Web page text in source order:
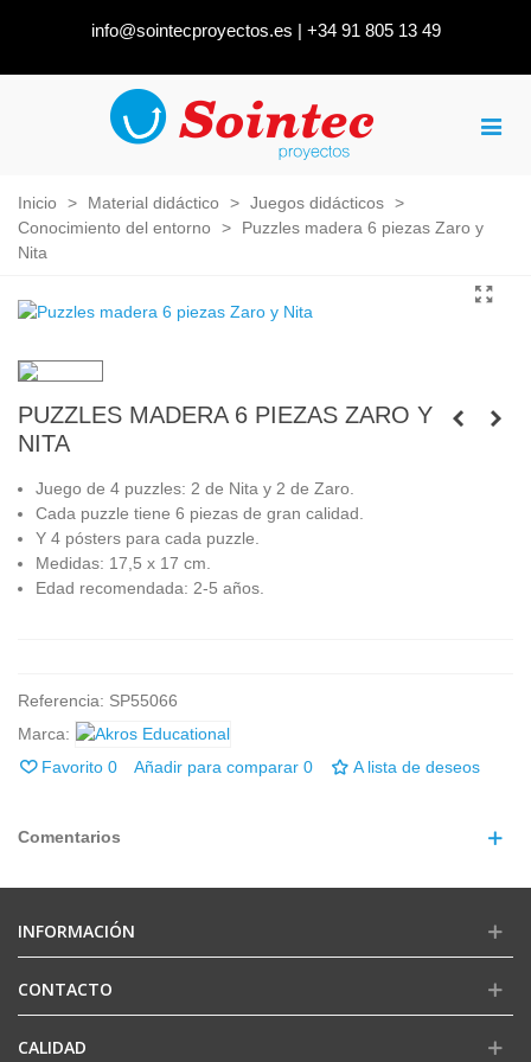
info@sointecproyectos.es | +34 91 805 13 49
Inicio > Material didáctico > Juegos didácticos >
Conocimiento del entorno
>
Puzzles madera 6 piezas Zaro y
Nita
PUZZLES MADERA 6 PIEZAS ZARO Y
NITA
Juego de 4 puzzles: 2 de Nita y 2 de Zaro.
Cada puzzle tiene 6 piezas de gran calidad.
Y 4 pósters para cada puzzle.
Medidas: 17,5 x 17 cm.
Edad recomendada: 2-5 años.
Referencia: SP55066
Marca:
Favorito 0 Añadir para comparar 0 A lista de deseos
Comentarios
INFORMACIÓN
CONTACTO
CALIDAD